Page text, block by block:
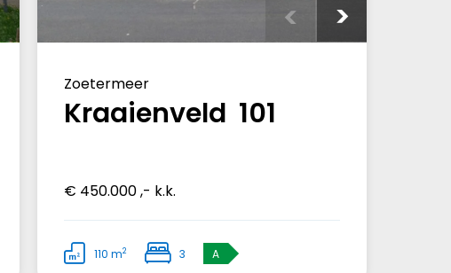
Zoetermeer
Kraaienveld 101
€ 450.000 ,- k.k.
110 m2 3 A